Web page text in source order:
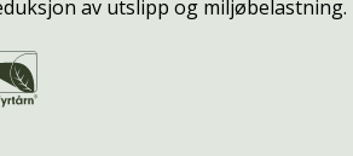
av utslipp og miljøbelastning.